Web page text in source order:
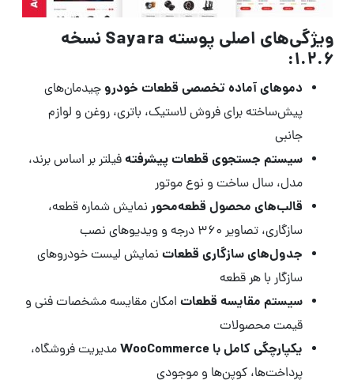
ویژگی‌های اصلی پوسته Sayara نسخه
1.2.6:
دموهای آماده تخصصی قطعات خودرو چیدمان‌های
پیش‌ساخته برای فروش لاستیک، باتری، روغن و لوازم
جانبی
سیستم جستجوی قطعات پیشرفتهفیلتر بر اساس برند،
مدل، سال ساخت و نوع موتور
قالب‌های محصول قطعه‌محور نمایش شماره قطعه،
سازگاری، تصاویر ۳۶۰ درجه و ویدیوهای نصب
جدول‌های سازگاری قطعات نمایش لیست خودروهای
سازگار با هر قطعه
سیستم مقایسه قطعات امکان مقایسه مشخصات فنی و
قیمت محصولات
یکپارچگی کامل با WooCommerce
مدیریت فروشگاه،
پرداخت‌ها، کوپن‌ها و موجودی